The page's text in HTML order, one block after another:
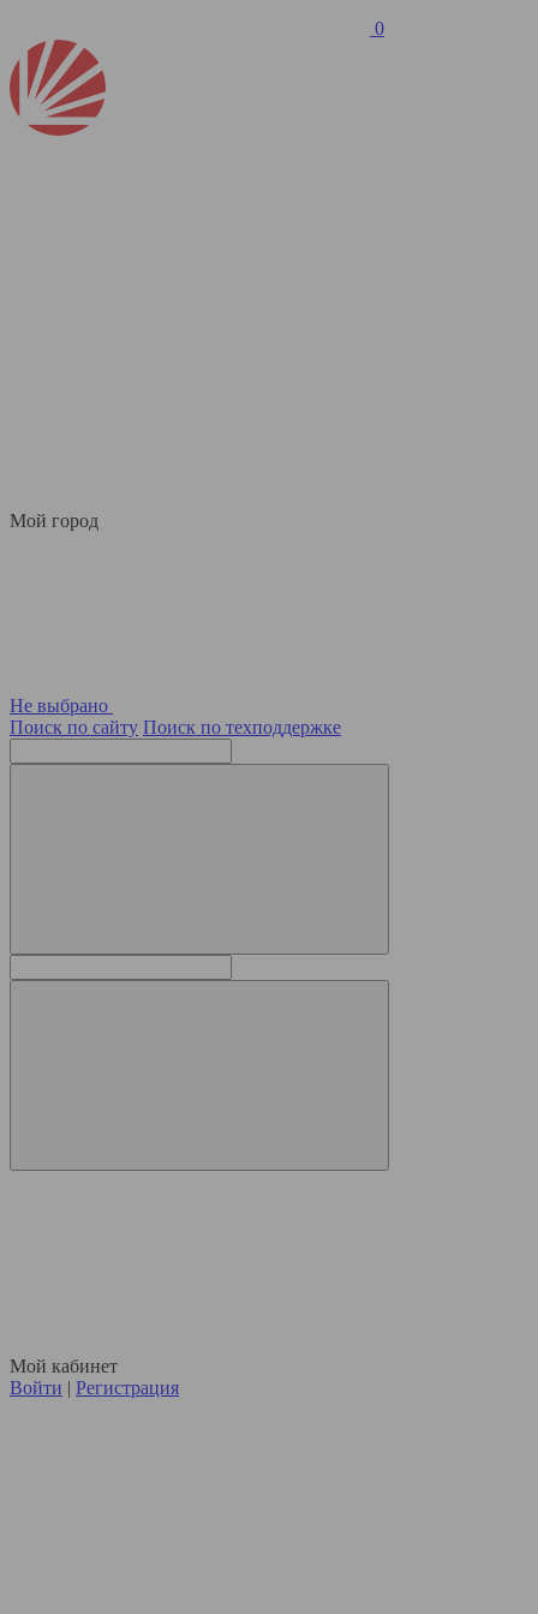
0
Мой город
Не выбрано
Поиск по сайту Поиск по техподдержке
Мой кабинет
Войти | Регистрация